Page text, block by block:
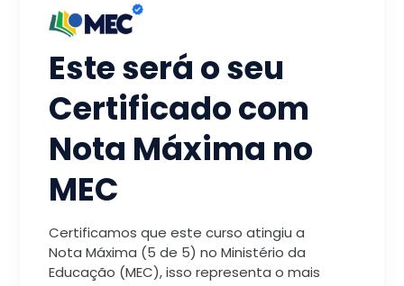
Este será o seu
Certificado com
Nota Máxima no
MEC
Certificamos que este curso atingiu a
Nota Máxima (5 de 5) no Ministério da
Educação (MEC), isso representa o mais